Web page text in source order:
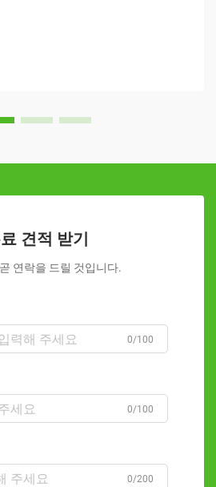
견적 받기
연락을 드릴 것입니다.
0/100
0/100
0/200